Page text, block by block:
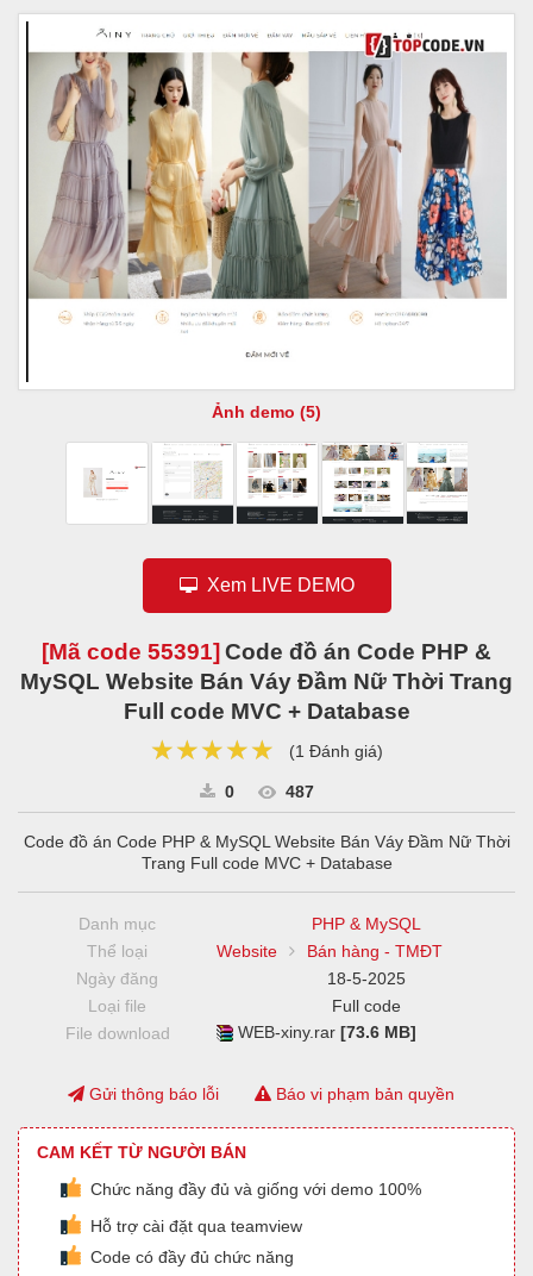
Ảnh demo (5)
Xem LIVE DEMO
[Mã code 55391] Code đồ án Code PHP &
MySQL Website Bán Váy Đầm Nữ Thời Trang
Full code MVC + Database
★★★★★
★★★★★
★★★★★ (1 Đánh giá)
0 487
Code đồ án Code PHP & MySQL Website Bán Váy Đầm Nữ Thời
Trang Full code MVC + Database
Danh mục
PHP & MySQL
Thể loại
Website
Bán hàng - TMĐT
Ngày đăng
18-5-2025
Loại file
Full code
File download
WEB-xiny.rar[73.6 MB]
Gửi thông báo lỗi Báo vi phạm bản quyền
CAM KẾT TỪ NGƯỜI BÁN
Chức năng đầy đủ và giống với demo 100%
Hỗ trợ cài đặt qua teamview
Code có đầy đủ chức năng